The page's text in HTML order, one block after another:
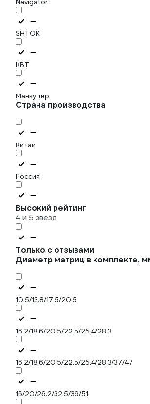
Navigator
SHTOK
КВТ
Манкупер
Страна производства
Китай
Россия
Высокий рейтинг
4 и 5 звезд
Только с отзывами
Диаметр матриц в комплекте,
10.5/13.8/17.5/20.5
16.2/18.6/20.5/22.5/25.4/28.3
16.2/18.6/20.5/22.5/25.4/28.3/37/47
16/20/26.2/32.5/39/51